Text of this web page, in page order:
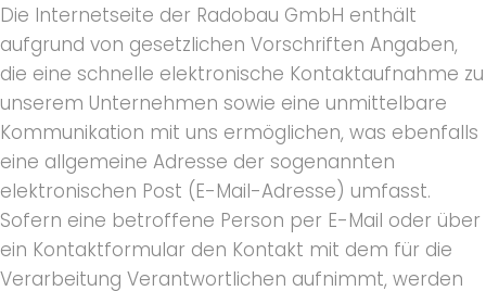
Die Internetseite der Radobau GmbH enthält
aufgrund von gesetzlichen Vorschriften Angaben,
die eine schnelle elektronische Kontaktaufnahme zu
unserem Unternehmen sowie eine unmittelbare
Kommunikation mit uns ermöglichen, was ebenfalls
eine allgemeine Adresse der sogenannten
elektronischen Post (E-Mail-Adresse) umfasst.
Sofern eine betroffene Person per E-Mail oder über
ein Kontaktformular den Kontakt mit dem für die
Verarbeitung Verantwortlichen aufnimmt, werden